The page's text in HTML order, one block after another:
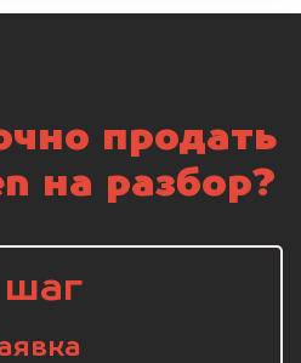
продать
на разбор?
шаг